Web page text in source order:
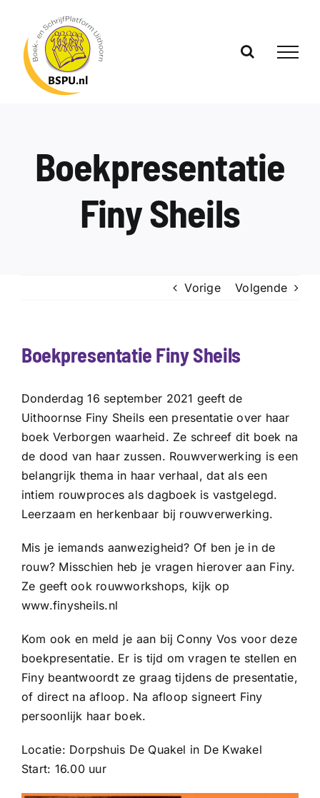
inhoud
Boekpresentatie
Finy Sheils
Vorige Volgende
Boekpresentatie Finy Sheils
Donderdag 16 september 2021 geeft de
Uithoornse Finy Sheils een presentatie over haar
boek Verborgen waarheid. Ze schreef dit boek na
de dood van haar zussen. Rouwverwerking is een
belangrijk thema in haar verhaal, dat als een
intiem rouwproces als dagboek is vastgelegd.
Leerzaam en herkenbaar bij rouwverwerking.
Mis je iemands aanwezigheid? Of ben je in de
rouw? Misschien heb je vragen hierover aan Finy.
Ze geeft ook rouwworkshops, kijk op
www.finysheils.nl
Kom ook en meld je aan bij Conny Vos voor deze
boekpresentatie. Er is tijd om vragen te stellen en
Finy beantwoordt ze graag tijdens de presentatie,
of direct na afloop. Na afloop signeert Finy
persoonlijk haar boek.
Locatie: Dorpshuis De Quakel in De Kwakel
Start: 16.00 uur